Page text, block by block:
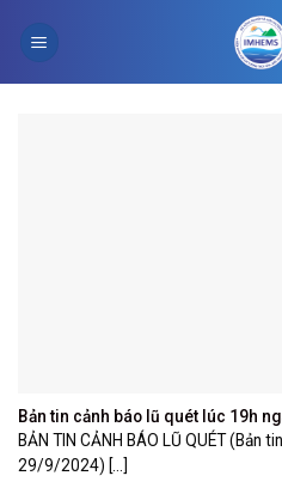
Bản tin cảnh báo lũ quét lúc 19h
BẢN TIN CẢNH BÁO LŨ QUÉT (Bản
29/9/2024) [...]